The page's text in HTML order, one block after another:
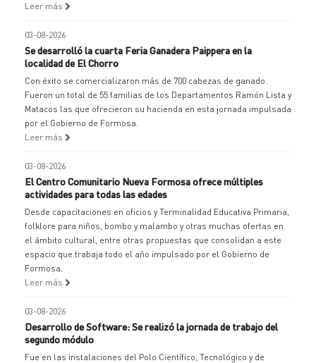
Leer más
03-08-2026
Se desarrolló la cuarta Feria Ganadera Paippera en la
localidad de El Chorro
Con éxito se comercializaron más de 700 cabezas de ganado.
Fueron un total de 55 familias de los Departamentos Ramón Lista y
Matacos las que ofrecieron su hacienda en esta jornada impulsada
por el Gobierno de Formosa.
Leer más
03-08-2026
El Centro Comunitario Nueva Formosa ofrece múltiples
actividades para todas las edades
Desde capacitaciones en oficios y Terminalidad Educativa Primaria,
folklore para niños, bombo y malambo y otras muchas ofertas en
el ámbito cultural, entre otras propuestas que consolidan a este
espacio que trabaja todo el año impulsado por el Gobierno de
Formosa.
Leer más
03-08-2026
Desarrollo de Software: Se realizó la jornada de trabajo del
segundo módulo
Fue en las instalaciones del Polo Científico, Tecnológico y de